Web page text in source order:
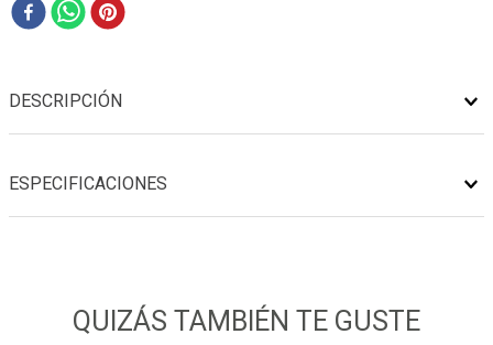
DESCRIPCIÓN
ESPECIFICACIONES
QUIZÁS TAMBIÉN TE GUSTE